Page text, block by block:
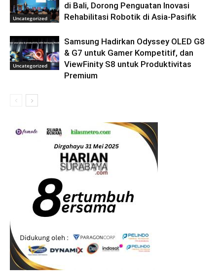
Uncategorized
di Bali, Dorong Penguatan Inovasi
Rehabilitasi Robotik di Asia-Pasifik
Uncategorized
Samsung Hadirkan Odyssey OLED G8
& G7 untuk Gamer Kompetitif, dan
ViewFinity S8 untuk Produktivitas
Premium